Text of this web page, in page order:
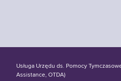
Usługa Urzędu ds. Pomocy
Assistance, OTDA)